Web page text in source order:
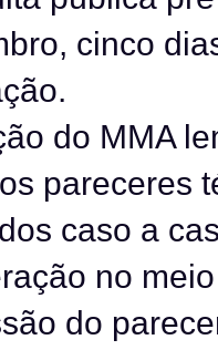
cinco
do MMA
pareceres
caso a
no
do